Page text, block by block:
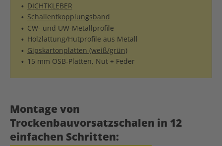
DICHTKLEBER
Schallentkopplungsband
CW- und UW-Metallprofile
Holzlattung/Hutprofile aus Metall
Gipskartonplatten (weiß/grün)
15 mm OSB-Platten, Nut + Feder
Montage von
Trockenbauvorsatzschalen in 12
einfachen Schritten: